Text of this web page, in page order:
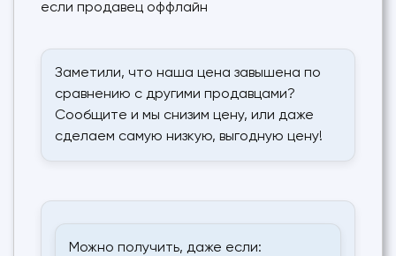
если продавец оффлайн
Заметили, что наша цена завышена по
сравнению с другими продавцами?
Сообщите и мы снизим цену, или даже
сделаем самую низкую, выгодную цену!
Можно получить, даже если: